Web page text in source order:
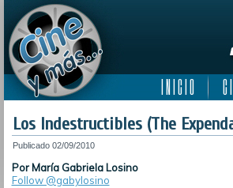
I N I C I O C
Los Indestructibles (The
Publicado 02/09/2010
Por María Gabriela Losino
Follow @gabylosino